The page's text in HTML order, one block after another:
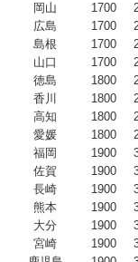
岡山
1700
広島
1700
島根
1700
山口
1700
徳島
1800
香川
1800
高知
1800
愛媛
1800
福岡
1900
佐賀
1900
長崎
1900
熊本
1900
大分
1900
宮崎
1900